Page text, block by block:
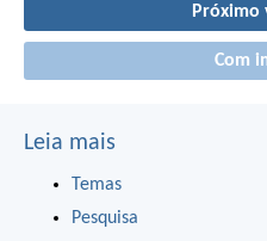
Próximo
Com
Leia mais
Temas
Pesquisa